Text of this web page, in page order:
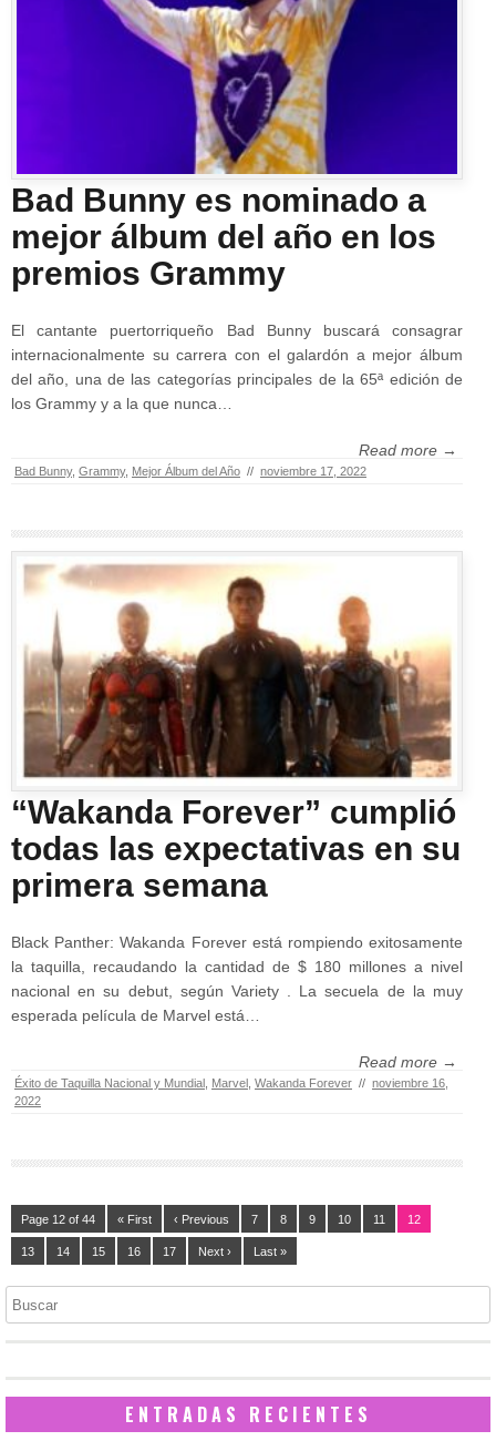
Bad Bunny es nominado a
mejor álbum del año en los
premios Grammy
El cantante puertorriqueño Bad Bunny buscará consagrar
internacionalmente su carrera con el galardón a mejor álbum
del año, una de las categorías principales de la 65ª edición de
los Grammy y a la que nunca…
Read more →
Bad Bunny, Grammy, Mejor Álbum del Año // noviembre 17, 2022
“Wakanda Forever” cumplió
todas las expectativas en su
primera semana
Black Panther: Wakanda Forever está rompiendo exitosamente
la taquilla, recaudando la cantidad de $ 180 millones a nivel
nacional en su debut, según Variety . La secuela de la muy
esperada película de Marvel está…
Read more →
Éxito de Taquilla Nacional y Mundial Marvel Wakanda Forever // noviembre 16,
2022
Page 12 of 44 « First ‹ Previous 7 8 9 10 11 12
13 14 15 16 17 Next › Last »
Buscar
ENTRADAS RECIENTES